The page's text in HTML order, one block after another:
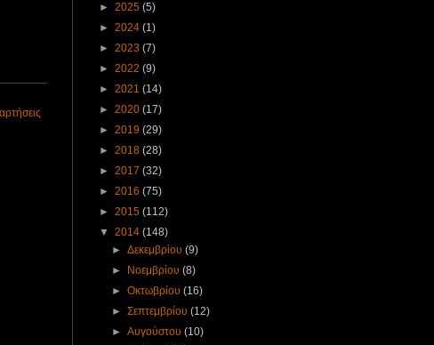
► 2025 (5)
► 2024 (1)
► 2023 (7)
► 2022 (9)
► 2021 (14)
► 2020 (17)
► 2019 (29)
► 2018 (28)
► 2017 (32)
► 2016 (75)
► 2015 (112)
▼ 2014 (148)
►Δεκεμβρίου(9)
►
Νοεμβρίου(8)
►Οκτωβρίου(16)
►Σεπτεμβρίου(12)
►Αυγούστου(10)